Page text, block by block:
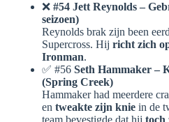
❌ #54 Jett Reynolds –
seizoen)
Reynolds brak zijn been
Supercross. Hij richt zich
Ironman.
✅ #56 Seth Hammaker –
(Spring Creek)
Hammaker had meerdere
en tweakte zijn knie in de
team bevestigde dat hij toch